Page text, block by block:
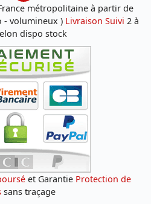
métropolitaine à partir de
- volumineux ) Livraison Suivi 2 à
dispo stock
et Garantie Protection de
sans traçage